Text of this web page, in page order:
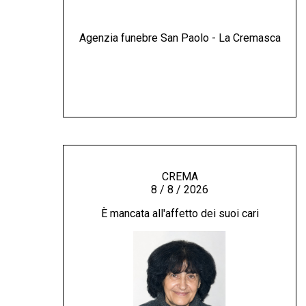
Agenzia funebre San Paolo - La Cremasca
CREMA
8 / 8 / 2026
È mancata all'affetto dei suoi cari